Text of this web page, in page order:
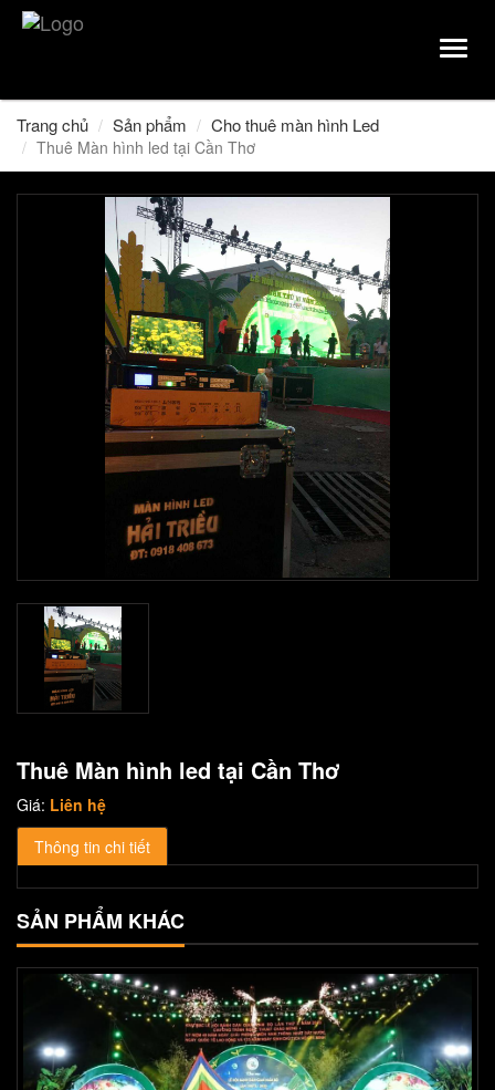
Trang chủ Sản phẩm Cho thuê màn hình Led
Thuê Màn hình led tại Cần Thơ
Thuê Màn hình led tại Cần Thơ
Giá: Liên hệ
Thông tin chi tiết
SẢN PHẨM KHÁC